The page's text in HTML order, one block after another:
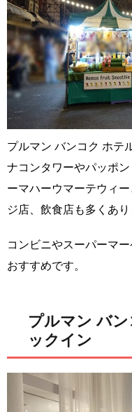
プルマン バンコク ホテ
ナコンタワーやパッポ
ーマハーウマーテウィ
ジ店、飲食店も多くあり
コンビニやスーパーマ
おすすめです。
プルマン バ
ックイン